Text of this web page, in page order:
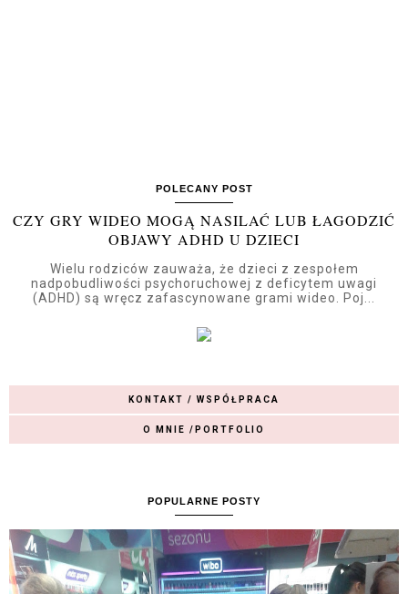
POLECANY POST
CZY GRY WIDEO MOGĄ NASILAĆ LUB ŁAGODZIĆ
OBJAWY ADHD U DZIECI
Wielu rodziców zauważa, że dzieci z zespołem
nadpobudliwości psychoruchowej z deficytem uwagi
(ADHD) są wręcz zafascynowane grami wideo. Poj...
KONTAKT / WSPÓŁPRACA
O MNIE /PORTFOLIO
POPULARNE POSTY